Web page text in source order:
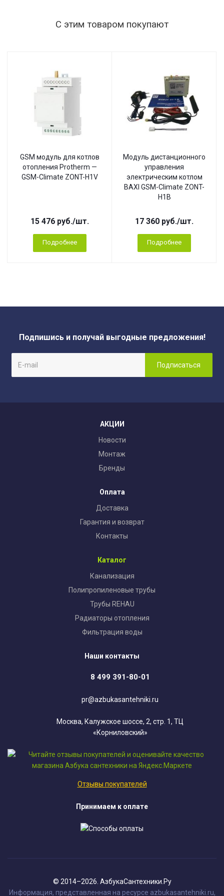
С этим товаром покупают
GSM модуль для котлов
отопления Protherm —
GSM-Climate ZONT-H1V
15 476 руб./шт.
Подробнее
Модуль дистанционного
управления
электрическим котлом
BAXI GSM-Climate ZONT-
H1B
17 360 руб./шт.
Подробнее
Подпишись и получай выгодные предложения!
АКЦИИ
Новости
Монтаж
Бренды
Оплата
Доставка
Гарантия и возврат
Контакты
Каталог
Канализация
Полипропиленовые трубы
Трубы REHAU
Радиаторы отопления
Фильтрация воды
Наши контакты
8 499 391-80-01
pr@azbukasantehniki.ru
Москва, Калужское шоссе, 2, стр. 1, ТЦ
«Корниловский»
Отзывы покупателей
Принимаем к оплате
© 2014–2026. АзбукаСантехники.Ру
Информация, представленная на ресурсе azbukasantehniki.ru,